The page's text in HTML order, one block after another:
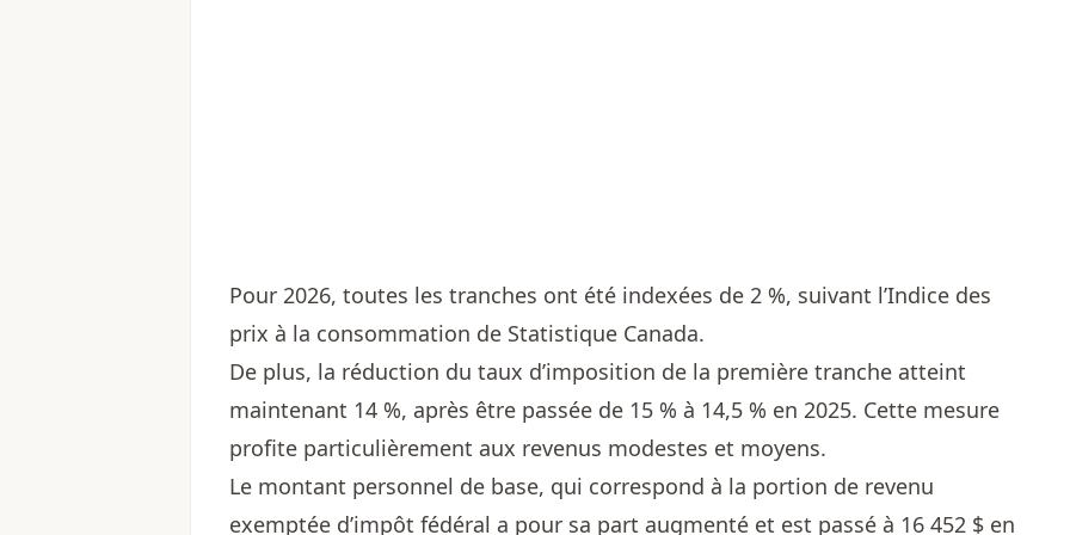
Pour 2026, toutes les tranches ont été indexées de 2 %, suivant l’Indice des
prix à la consommation de Statistique Canada.
De plus, la réduction du taux d’imposition de la première tranche atteint
maintenant 14 %, après être passée de 15 % à 14,5 % en 2025. Cette mesure
profite particulièrement aux revenus modestes et moyens.
Le montant personnel de base, qui correspond à la portion de revenu
exemptée d’impôt fédéral a pour sa part augmenté et est passé à 16 452 $ en